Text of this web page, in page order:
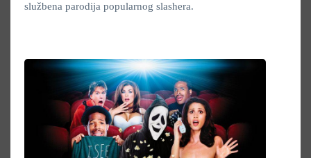
službena parodija popularnog slashera.